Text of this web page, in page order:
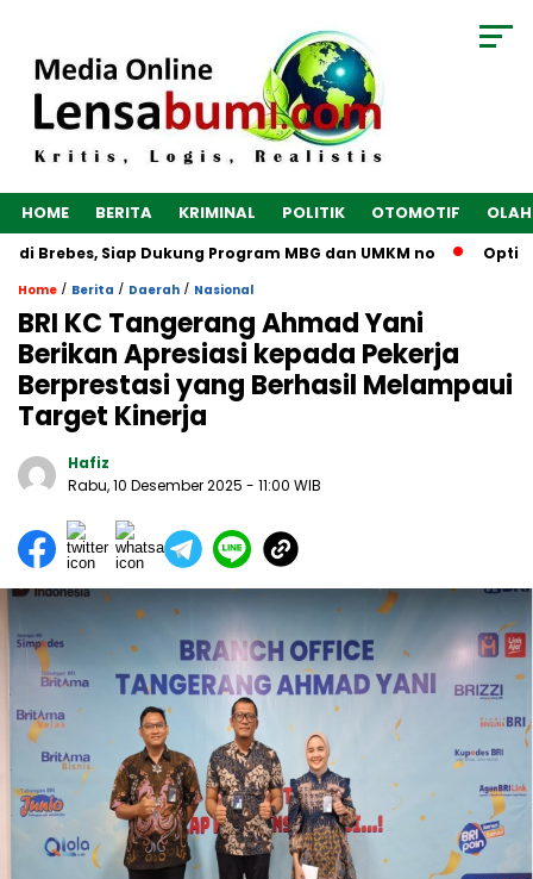
HOME BERITA KRIMINAL POLITIK OTOMOTIF
Brebes, Siap Dukung Program MBG dan UMKM no
Home / Berita / Daerah / Nasional
BRI KC Tangerang Ahmad Yani
Berikan Apresiasi kepada Pekerja
Berprestasi yang Berhasil Melampaui
Target Kinerja
Hafiz
Rabu, 10 Desember 2025 - 11:00 WIB